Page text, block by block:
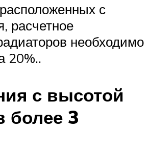
с
расчетное
необходимо
20%..
с высотой
более 3